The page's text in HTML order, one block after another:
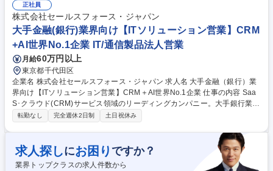
進。 ■"カスタマーサクセス"実現のため顧客のビジネスを徹底的に理解
し、SFA/CRM領域での世界シェアNo.1の成功事例を各社に展開すること
で、顧客のビジネス課題の解決を実現できます。TheModelの分業スタイ
ルため、営業活動に注力する事ができます。 募集職種 大手金融（保険）
業界向け【ITソリューション営業】CRM＋AI世界No.1企業
正社員
株式会社セールスフォース・ジャパン
大手金融(銀行)業界向け【ITソリューション営業】CRM
+AI世界No.1企業 IT/通信製品法人営業
月給60万円以上
東京都千代田区
企業名 株式会社セールスフォース・ジャパン 求人名 大手金融（銀行）業
界向け【ITソリューション営業】CRM＋AI世界No.1企業 仕事の内容 Saa
S･クラウド(CRM)サービス領域のリーディングカンパニー。大手銀行業界
に対して、自社SaaSクラウドソリューションを直販でご提案頂きます。
様と協調しながら新規顧客開拓、既存顧客の深耕を推進。 ■"カスタマーサ
クセス"実現のため顧客のビジネスを徹底的に理解し、SFA/CRM領域での
世界シェアNo.1の成功事例を各社に展開することで、顧客のビジネス課題
の解決を実現できます。TheModelの分業スタイルため、営業活動に注力
転勤なし 完全週休2日制 土日祝休み
求人探しにお困り ですか？
業界トップクラスの求人件数から